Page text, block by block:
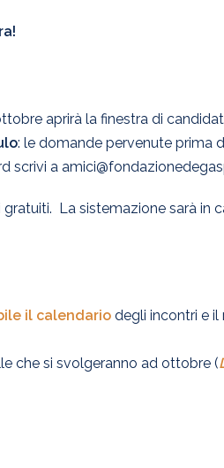
aprirà la finestra di
: le domande pervenute prima
scrivi a
La sistemazione sarà in
il calendario degli incontri e il
che si svolgeranno ad ottobre (